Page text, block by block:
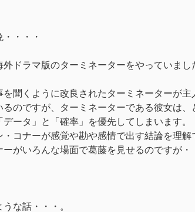
・・・
ドラマ版のターミネーターをやっていまし
聞くように改良されたターミネーターが主
るのですが、ターミネーターである彼女は、
ータ」と「確率」を優先してしまいます。
コナーが感覚や勘や感情で出す結論を理解
がいろんな場面で葛藤を見せるのですが・
な話・・・。